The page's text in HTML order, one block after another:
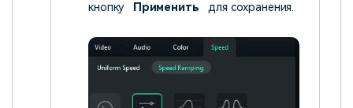
кнопку
Применить для сохранения.